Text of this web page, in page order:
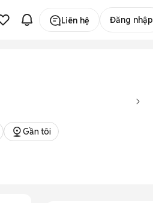
Liên hệ Đăng nhập
Gần tôi